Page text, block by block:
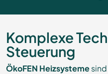
Komplexe
Steuerung
ÖkoFEN Heizsystemesind